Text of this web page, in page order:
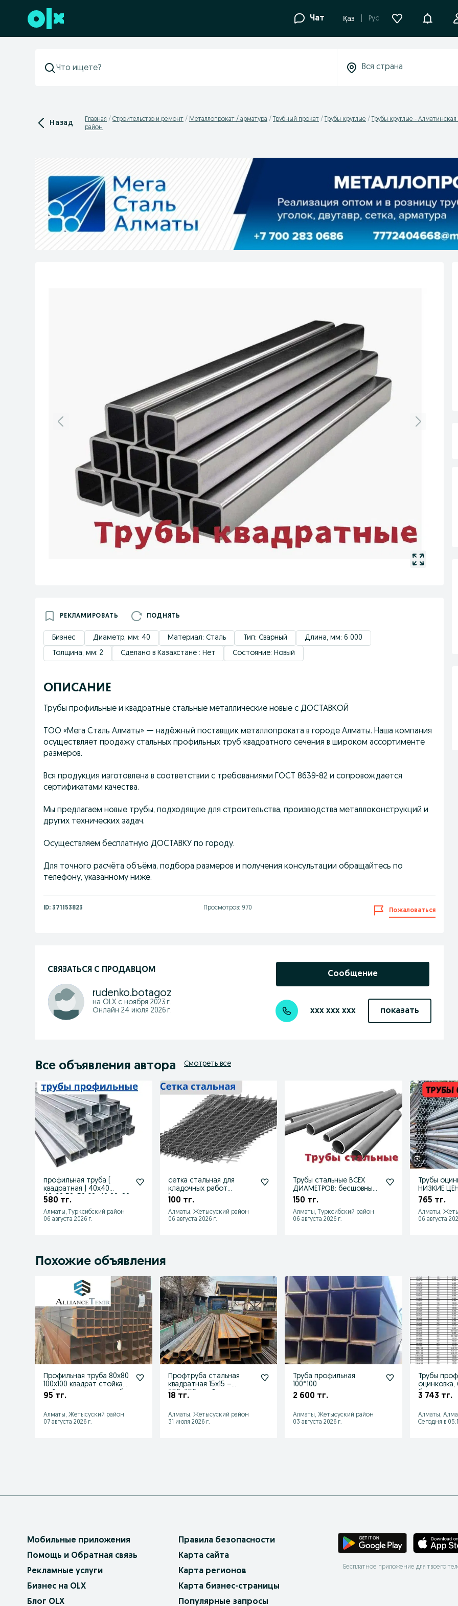
Перейти к нижнему колонтитулу Чат Қаз Рус
Назад Главная Строительство и ремонт Металлопрокат / арматура Трубный прокат Трубы круглые Трубы круглые - Алматинская
район
РЕКЛАМИРОВАТЬ ПОДНЯТЬ
Бизнес Диаметр, мм: 40 Материал: Сталь Тип: Сварный
Длина, мм: 6 000
Толщина, мм: 2
Сделано в Казахстане : Нет Состояние: Новый
ОПИСАНИЕ
Трубы профильные и квадратные стальные металлические новые с ДОСТАВКОЙ
ТОО «Мега Сталь Алматы» — надёжный поставщик металлопроката в городе Алматы. Наша компания
осуществляет продажу стальных профильных труб квадратного сечения в широком ассортименте
размеров.
Вся продукция изготовлена в соответствии с требованиями ГОСТ 8639-82 и сопровождается
сертификатами качества.
Мы предлагаем новые трубы, подходящие для строительства, производства металлоконструкций и
других технических задач.
Осуществляем бесплатную ДОСТАВКУ по городу.
Для точного расчёта объёма, подбора размеров и получения консультации обращайтесь по
телефону, указанному ниже.
ID: 371153823 Просмотров: 970 Пожаловаться
СВЯЗАТЬСЯ С ПРОДАВЦОМ
rudenko.botagoz
на OLX с ноября 2023 г.
Онлайн 24 июля 2026 г.
Сообщение
xxx xxx xxx показать
Все объявления автора Смотреть все
профильная труба (
квадратная ) 40х40
40х20 50х50 60х40 80х80
580 тг.
Алматы, Турксибский район
06 августа 2026 г.
сетка стальная для
кладочных работ
(арматурная , кладочная
100 тг.
Алматы, Жетысуский район
06 августа 2026 г.
Трубы стальные ВСЕХ
ДИАМЕТРОВ: бесшовные,
сварные, оцинкованные
150 тг.
Алматы, Турксибский район
06 августа 2026 г.
Трубы
НИЗКИЕ
размеры
765 тг.
Алматы,
06 августа
Похожие объявления
Профильная труба 80х80
100х100 квадрат стойка
рейка поперечная труба
95 тг.
Алматы, Жетысуский район
07 августа 2026 г.
Профтруба стальная
квадратная 15x15 –
350x350 мм. В наличии,
18 тг.
Алматы, Жетысуский район
31 июля 2026 г.
Труба профильная
100*100
2 600 тг.
Алматы, Жетысуский район
03 августа 2026 г.
Трубы
балки
3 743 тг.
Алматы,
Сегодня в
Мобильные приложения
Помощь и Обратная связь
Рекламные услуги
Бизнес на OLX
Блог OLX
Правила безопасности
Карта сайта
Карта регионов
Карта бизнес-страницы
Популярные запросы
Бесплатное приложение для твоего